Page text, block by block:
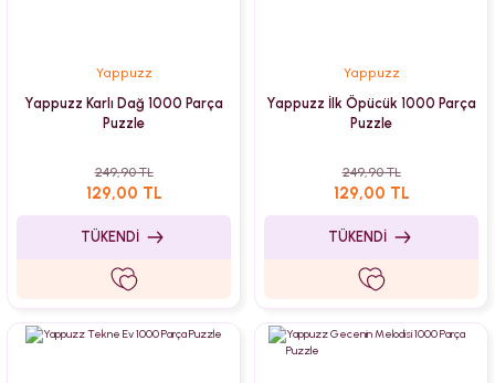
Yappuzz
Yappuzz Karlı Dağ 1000 Parça
Puzzle
249,90 TL
129,00 TL
TÜKENDİ
Yappuzz
Yappuzz İlk Öpücük 1000 Parça
Puzzle
249,90 TL
129,00 TL
TÜKENDİ